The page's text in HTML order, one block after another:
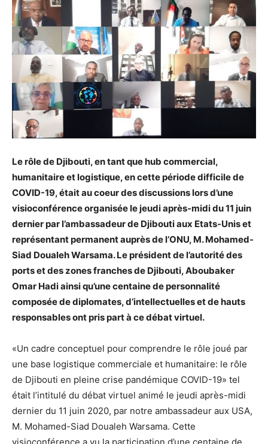
Le rôle de Djibouti, en tant que hub commercial,
humanitaire et logistique, en cette période difficile de
COVID-19, était au coeur des discussions lors d’une
visioconférence organisée le jeudi après-midi du 11 juin
dernier par l’ambassadeur de Djibouti aux Etats-Unis et
représentant permanent auprès de l’ONU, M. Mohamed-
Siad Doualeh Warsama. Le président de l’autorité des
ports et des zones franches de Djibouti, Aboubaker
Omar Hadi ainsi qu’une centaine de personnalité
composée de diplomates, d’intellectuelles et de hauts
responsables ont pris part à ce débat virtuel.
«Un cadre conceptuel pour comprendre le rôle joué par
une base logistique commerciale et humanitaire: le rôle
de Djibouti en pleine crise pandémique COVID-19» tel
était l’intitulé du débat virtuel animé le jeudi après-midi
dernier du 11 juin 2020, par notre ambassadeur aux USA,
M. Mohamed-Siad Doualeh Warsama. Cette